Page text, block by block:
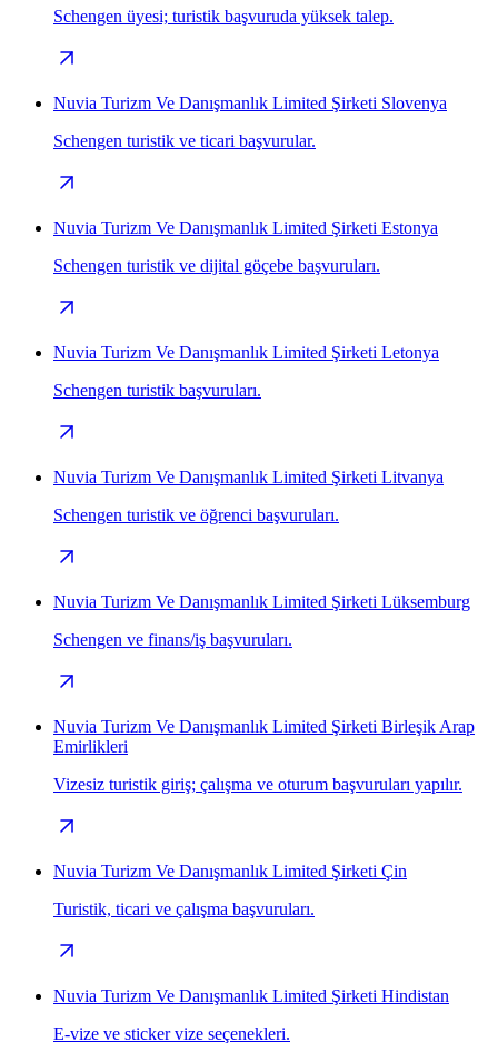
Schengen üyesi; turistik başvuruda yüksek talep.
Nuvia Turizm Ve Danışmanlık Limited Şirketi Slovenya
Schengen turistik ve ticari başvurular.
Nuvia Turizm Ve Danışmanlık Limited Şirketi Estonya
Schengen turistik ve dijital göçebe başvuruları.
Nuvia Turizm Ve Danışmanlık Limited Şirketi Letonya
Schengen turistik başvuruları.
Nuvia Turizm Ve Danışmanlık Limited Şirketi Litvanya
Schengen turistik ve öğrenci başvuruları.
Nuvia Turizm Ve Danışmanlık Limited Şirketi Lüksemburg
Schengen ve finans/iş başvuruları.
Nuvia Turizm Ve Danışmanlık Limited Şirketi Birleşik Arap
Emirlikleri
Vizesiz turistik giriş; çalışma ve oturum başvuruları yapılır.
Nuvia Turizm Ve Danışmanlık Limited Şirketi Çin
Turistik, ticari ve çalışma başvuruları.
Nuvia Turizm Ve Danışmanlık Limited Şirketi Hindistan
E-vize ve sticker vize seçenekleri.